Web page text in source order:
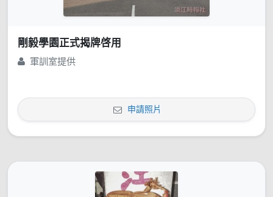
剛毅學園正式揭牌啓用
軍訓室提供
申請照片